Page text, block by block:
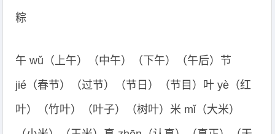
粽
午 wǔ（上午）（中午）（下午）（午后）节
jié（春节）（过节）（节日）（节目）叶 yè（红
叶）（竹叶）（叶子）（树叶）米 mǐ（大米）